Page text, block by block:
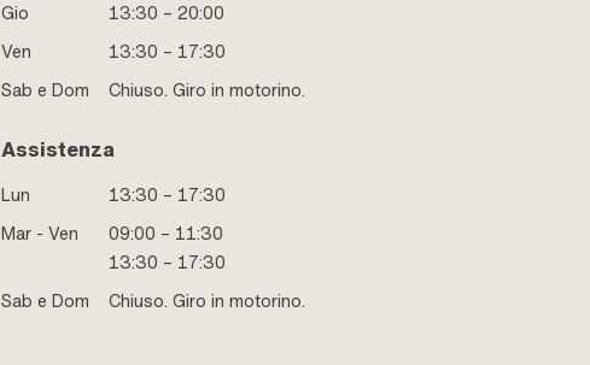
Gio
13:30 – 20:00
Ven
13:30 – 17:30
Sab e Dom
Chiuso. Giro in motorino.
Assistenza
Lun
13:30 – 17:30
Mar - Ven
09:00 – 11:30
13:30 – 17:30
Sab e Dom
Chiuso. Giro in motorino.